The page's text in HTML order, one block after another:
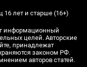
лет и старше (16+)
информационный
целей. Авторские
принадлежат
законом РФ.
авторов статей.